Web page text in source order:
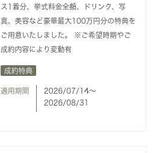
ス1着分、挙式料金全額、ドリンク、写
真、美容など豪華最大100万円分の特典を
ご用意いたしました。 ※ご希望時期やご
成約内容により変動有
成約特典
適用期間
2026/07/14〜
2026/08/31